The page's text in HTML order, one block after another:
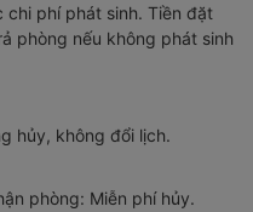
chi phí phát sinh. Tiền đặt
phòng nếu không phát sinh
hủy, không đổi lịch.
phòng: Miễn phí hủy.